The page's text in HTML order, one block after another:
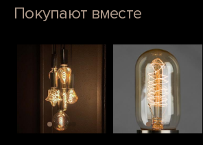
Покупают вместе